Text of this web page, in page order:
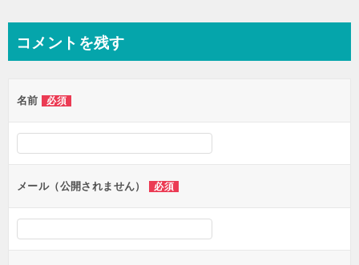
ビ
ー
シ
ン
コメントを残す
名前 必須
メール（公開されません） 必須